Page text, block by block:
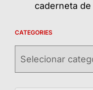
caderneta
CATEGORIES